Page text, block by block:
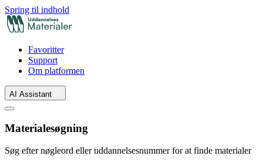
Spring til indhold
Favoritter
Support
Om platformen
AI Assistant
Materialesøgning
Søg efter nøgleord eller uddannelsesnummer for at finde materialer